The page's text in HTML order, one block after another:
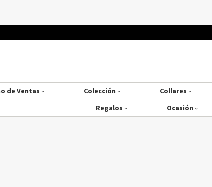
de Ventas Colección Collares
Regalos
Ocasión